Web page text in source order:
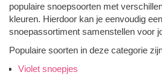
populaire snoepsoorten met
kleuren. Hierdoor kan je eenvoudig
snoepassortiment samenstellen voor
Populaire soorten in deze categorie
Violet snoepjes